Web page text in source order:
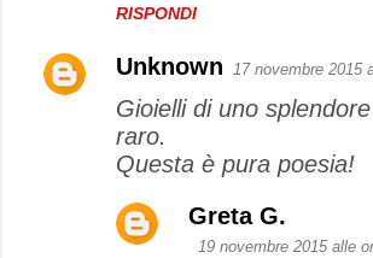
RISPONDI
Unknown 17 novembre 2015
Gioielli di uno
raro.
Questa è pura poesia!
Greta G.
19 novembre 2015 alle